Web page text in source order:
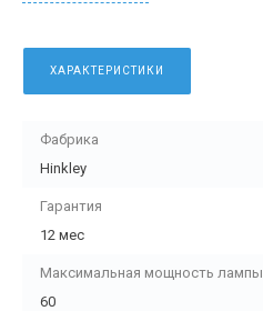
ХАРАКТЕРИСТИКИ
Фабрика
Hinkley
Гарантия
12 мес
Максимальная мощность лампы
60